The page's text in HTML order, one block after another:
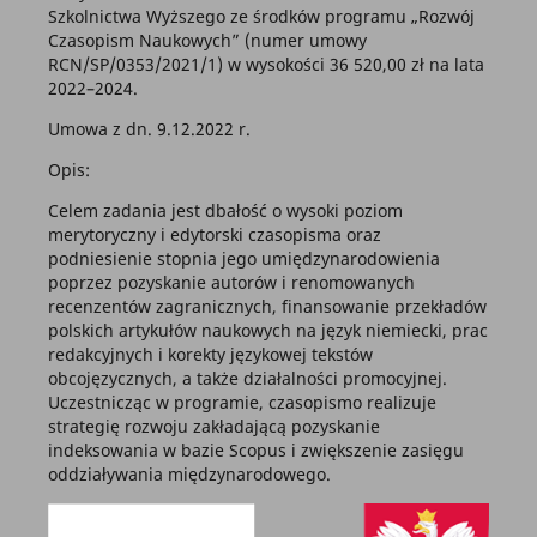
Szkolnictwa Wyższego ze środków programu „Rozwój
Czasopism Naukowych” (numer umowy
RCN/SP/0353/2021/1) w wysokości 36 520,00 zł na lata
2022–2024.
Umowa z dn. 9.12.2022 r.
Opis:
Celem zadania jest dbałość o wysoki poziom
merytoryczny i edytorski czasopisma oraz
podniesienie stopnia jego umiędzynarodowienia
poprzez pozyskanie autorów i renomowanych
recenzentów zagranicznych, finansowanie przekładów
polskich artykułów naukowych na język niemiecki, prac
redakcyjnych i korekty językowej tekstów
obcojęzycznych, a także działalności promocyjnej.
Uczestnicząc w programie, czasopismo realizuje
strategię rozwoju zakładającą pozyskanie
indeksowania w bazie Scopus i zwiększenie zasięgu
oddziaływania międzynarodowego.